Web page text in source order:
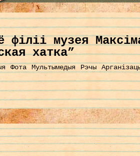
філіі музея
хатка”
Фота Мультымедыя Рэчы